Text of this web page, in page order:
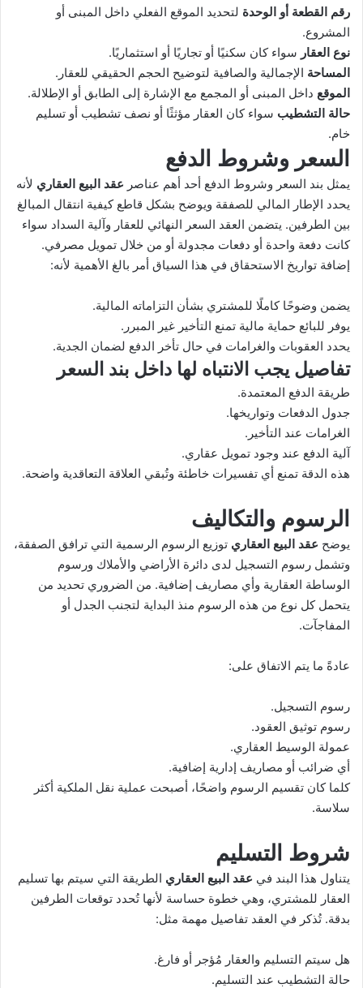
رقم القطعة أو الوحدة لتحديد الموقع الفعلي داخل المبنى أو
المشروع.
نوع العقار سواء كان سكنيًا أو تجاريًا أو استثماريًا.
المساحة الإجمالية والصافية لتوضيح الحجم الحقيقي للعقار.
الموقع داخل المبنى أو المجمع مع الإشارة إلى الطابق أو الإطلالة.
حالة التشطيب سواء كان العقار مؤثثًا أو نصف تشطيب أو تسليم
خام.
السعر وشروط الدفع
يمثل بند السعر وشروط الدفع أحد أهم عناصر عقد البيع العقاري لأنه
يحدد الإطار المالي للصفقة ويوضح بشكل قاطع كيفية انتقال المبالغ
بين الطرفين. يتضمن العقد السعر النهائي للعقار وآلية السداد سواء
كانت دفعة واحدة أو دفعات مجدولة أو من خلال تمويل مصرفي.
إضافة تواريخ الاستحقاق في هذا السياق أمر بالغ الأهمية لأنه:
يضمن وضوحًا كاملًا للمشتري بشأن التزاماته المالية.
يوفر للبائع حماية مالية تمنع التأخير غير المبرر.
يحدد العقوبات والغرامات في حال تأخر الدفع لضمان الجدية.
تفاصيل يجب الانتباه لها داخل بند السعر
طريقة الدفع المعتمدة.
جدول الدفعات وتواريخها.
الغرامات عند التأخير.
آلية الدفع عند وجود تمويل عقاري.
هذه الدقة تمنع أي تفسيرات خاطئة وتُبقي العلاقة التعاقدية واضحة.
الرسوم والتكاليف
يوضح عقد البيع العقاري توزيع الرسوم الرسمية التي ترافق الصفقة،
وتشمل رسوم التسجيل لدى دائرة الأراضي والأملاك ورسوم
الوساطة العقارية وأي مصاريف إضافية. من الضروري تحديد من
يتحمل كل نوع من هذه الرسوم منذ البداية لتجنب الجدل أو
المفاجآت.
عادةً ما يتم الاتفاق على:
رسوم التسجيل.
رسوم توثيق العقود.
عمولة الوسيط العقاري.
أي ضرائب أو مصاريف إدارية إضافية.
كلما كان تقسيم الرسوم واضحًا، أصبحت عملية نقل الملكية أكثر
سلاسة.
شروط التسليم
يتناول هذا البند في عقد البيع العقاري الطريقة التي سيتم بها تسليم
العقار للمشتري، وهي خطوة حساسة لأنها تُحدد توقعات الطرفين
بدقة. تُذكر في العقد تفاصيل مهمة مثل:
هل سيتم التسليم والعقار مُؤجر أو فارغ.
حالة التشطيب عند التسليم.